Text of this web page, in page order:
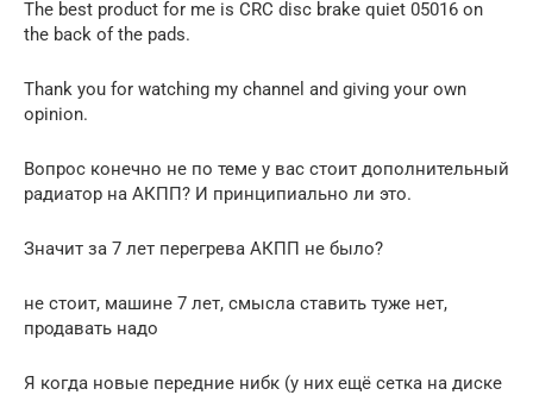
The best product for me is CRC disc brake quiet 05016 on
the back of the pads.
Thank you for watching my channel and giving your own
opinion.
Вопрос конечно не по теме у вас стоит дополнительный
радиатор на АКПП? И принципиально ли это.
Значит за 7 лет перегрева АКПП не было?
не стоит, машине 7 лет, смысла ставить туже нет,
продавать надо
Я когда новые передние нибк (у них ещё сетка на диске